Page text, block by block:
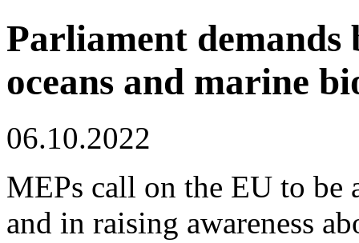
Parliament
oceans and marine
06.10.2022
MEPs call on the EU to be
and in raising awareness